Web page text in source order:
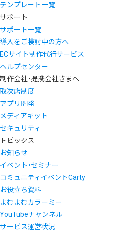
テンプレート一覧
サポート
サポート一覧
導入をご検討中の方へ
ECサイト制作代行サービス
ヘルプセンター
制作会社・提携会社さまへ
取次店制度
アプリ開発
メディアキット
セキュリティ
トピックス
お知らせ
イベント・セミナー
コミュニティイベントCarty
お役立ち資料
よむよむカラーミー
YouTubeチャンネル
サービス運営状況